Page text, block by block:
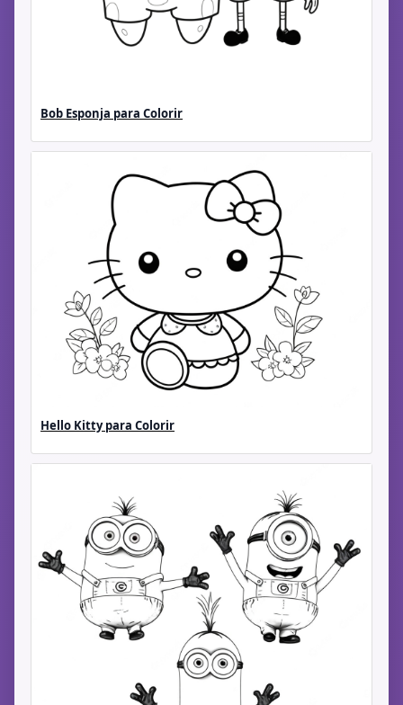
Bob Esponja para Colorir
Hello Kitty para Colorir